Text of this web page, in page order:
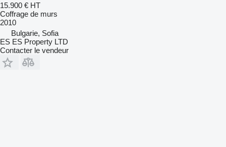
15.900 € HT
Coffrage de murs
2010
Bulgarie, Sofia
ES ES Property LTD
Contacter le vendeur